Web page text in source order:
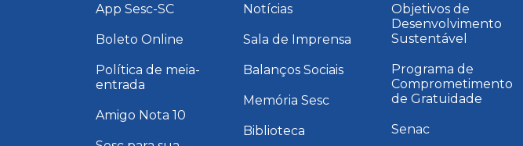
App Sesc-SC
Boleto Online
Política de meia-
entrada
Amigo Nota 10
Notícias
Sala de Imprensa
Balanços Sociais
Memória Sesc
Biblioteca
Objetivos de
Desenvolvimento
Sustentável
Programa de
Comprometimento
de Gratuidade
Senac